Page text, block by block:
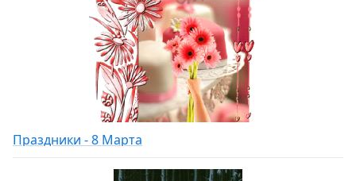
Праздники - 8 Марта